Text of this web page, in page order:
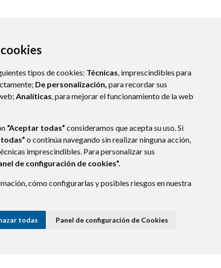
tipos de cookies: Técnicas, imprescindibles para
De personalización, para recordar sus
Analíticas, para mejorar el funcionamiento de la web
“Aceptar todas” consideramos que acepta su uso. Si
o continúa navegando sin realizar ninguna acción,
imprescindibles. Para personalizar sus
de configuración de cookies”.
cómo configurarlas y posibles riesgos en nuestra
todas Panel de configuración de Cookies